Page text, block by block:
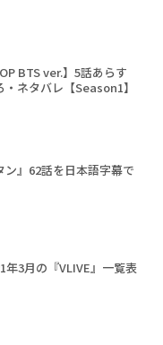
BTS ver.】5話あらす
・ネタバレ【Season1】
ン』62話を日本語字幕で
年3月の『VLIVE』一覧表